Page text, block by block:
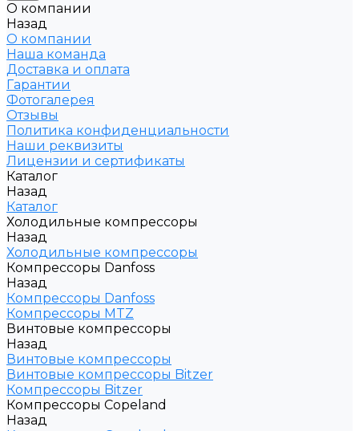
О компании
Назад
О компании
Наша команда
Доставка и оплата
Гарантии
Фотогалерея
Отзывы
Политика конфиденциальности
Наши реквизиты
Лицензии и сертификаты
Каталог
Назад
Каталог
Холодильные компрессоры
Назад
Холодильные компрессоры
Компрессоры Danfoss
Назад
Компрессоры Danfoss
Компрессоры MTZ
Винтовые компрессоры
Назад
Винтовые компрессоры
Винтовые компрессоры Bitzer
Компрессоры Bitzer
Компрессоры Copeland
Назад